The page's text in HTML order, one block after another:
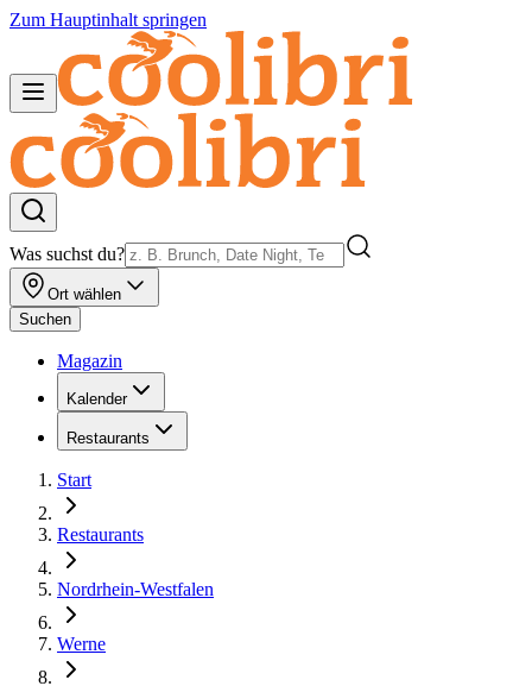
Zum Hauptinhalt springen
Was suchst du?
Ort wählen
Suchen
Magazin
Kalender
Restaurants
Start
Restaurants
Nordrhein-Westfalen
Werne